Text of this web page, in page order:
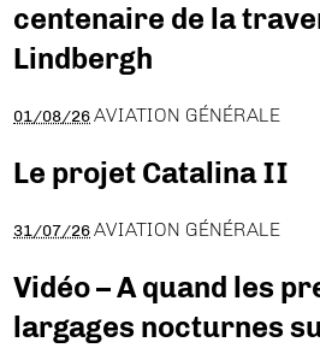
centenaire de la
Lindbergh
01/08/26 AVIATION GÉNÉRALE
Le projet Catalina II
31/07/26 AVIATION GÉNÉRALE
Vidéo – A quand les
largages nocturnes